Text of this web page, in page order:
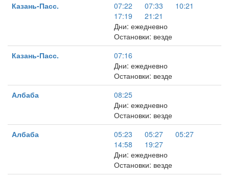
Казань-Пасс.
07:22 07:33
10:21
17:19
21:21
Дни: ежедневно
Остановки: везде
Казань-Пасс.
07:16
Дни: ежедневно
Остановки: везде
Албаба
08:25
Дни: ежедневно
Остановки: везде
Албаба
05:23 05:27
05:27
14:58
19:27
Дни: ежедневно
Остановки: везде